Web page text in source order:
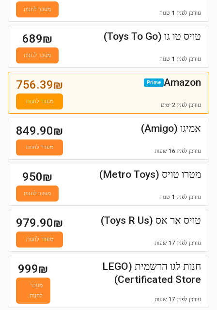
עודכן לפני: 1 שעה
מעבר לחנות
טויס טו גו (Toys To Go)
עודכן לפני: 1 שעה
689₪
מעבר לחנות
Amazon
Prime
עודכן לפני: 2 ימים
756.39₪
מעבר לחנות
אמיגו (Amigo)
עודכן לפני: 16 שעות
849.90₪
מעבר לחנות
מטרו טויס (Metro Toys)
עודכן לפני: 1 שעה
950₪
מעבר לחנות
טויס אר אס (Toys R Us)
עודכן לפני: 17 שעות
979.90₪
מעבר לחנות
חנות לגו הרשמית (LEGO
Certificated Store)
עודכן לפני: 17 שעות
999₪
מעבר
לחנות